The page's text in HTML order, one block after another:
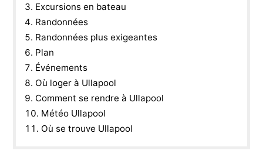
Excursions en bateau
Randonnées
Randonnées plus exigeantes
Plan
Événements
Où loger à Ullapool
Comment se rendre à Ullapool
Météo Ullapool
Où se trouve Ullapool